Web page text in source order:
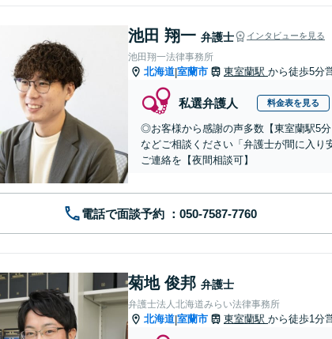
池田 翔一 弁護士 インタビューを見る
池田翔一法律事務所
北海道|室蘭市 東室蘭駅 から徒歩5分
私選弁護人 料金表を見る
◎お客様から感謝の声多数【東室蘭駅5
などご相談ください「弁護士が間に入り
ご連絡を【夜間相談可】
電話で面談予約
菊地 俊邦 弁護士
弁護士法人北海道みらい法律事務所
北海道|室蘭市 東室蘭駅 から徒歩1分